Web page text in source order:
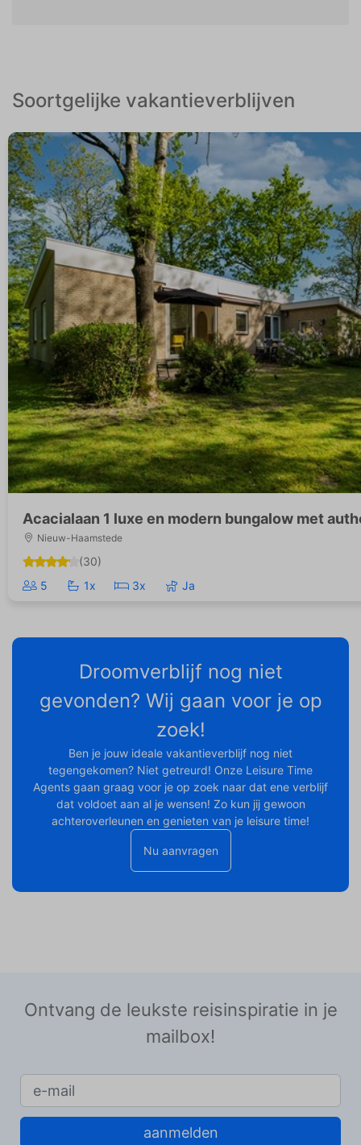
Soortgelijke vakantieverblijven
Acacialaan 1 luxe en modern bungalow met
Nieuw-Haamstede
(30)
5
1x 3x Ja
Droomverblijf nog niet
gevonden? Wij gaan voor je op
zoek!
Ben je jouw ideale vakantieverblijf nog niet
tegengekomen? Niet getreurd! Onze Leisure Time
Agents gaan graag voor je op zoek naar dat ene verblijf
dat voldoet aan al je wensen! Zo kun jij gewoon
achteroverleunen en genieten van je leisure time!
Nu aanvragen
Ontvang de leukste reisinspiratie in je
mailbox!
aanmelden